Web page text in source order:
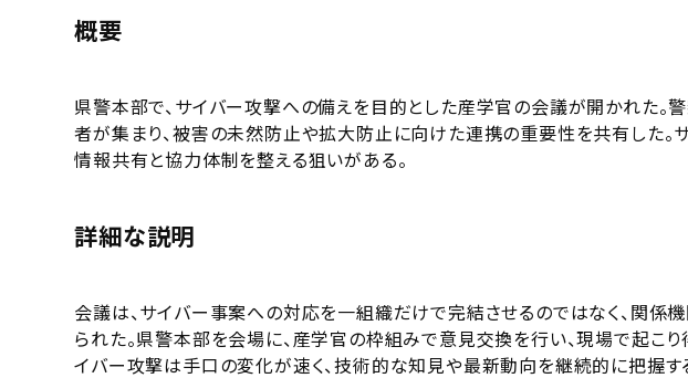
概要
県警本部で、サイバー攻撃への備えを目的とした産学官の会議が開かれた。
者が集まり、被害の未然防止や拡大防止に向けた連携の重要性を共有した。
情報共有と協力体制を整える狙いがある。
詳細な説明
会議は、サイバー事案への対応を一組織だけで完結させるのではなく、関係
られた。県警本部を会場に、産学官の枠組みで意見交換を行い、現場で起こ
イバー攻撃は手口の変化が速く、技術的な知見や最新動向を継続的に把握す